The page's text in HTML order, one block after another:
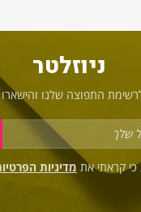
ניוזלטר
התפוצה שלנו והישארו
קראתי את מדיניות